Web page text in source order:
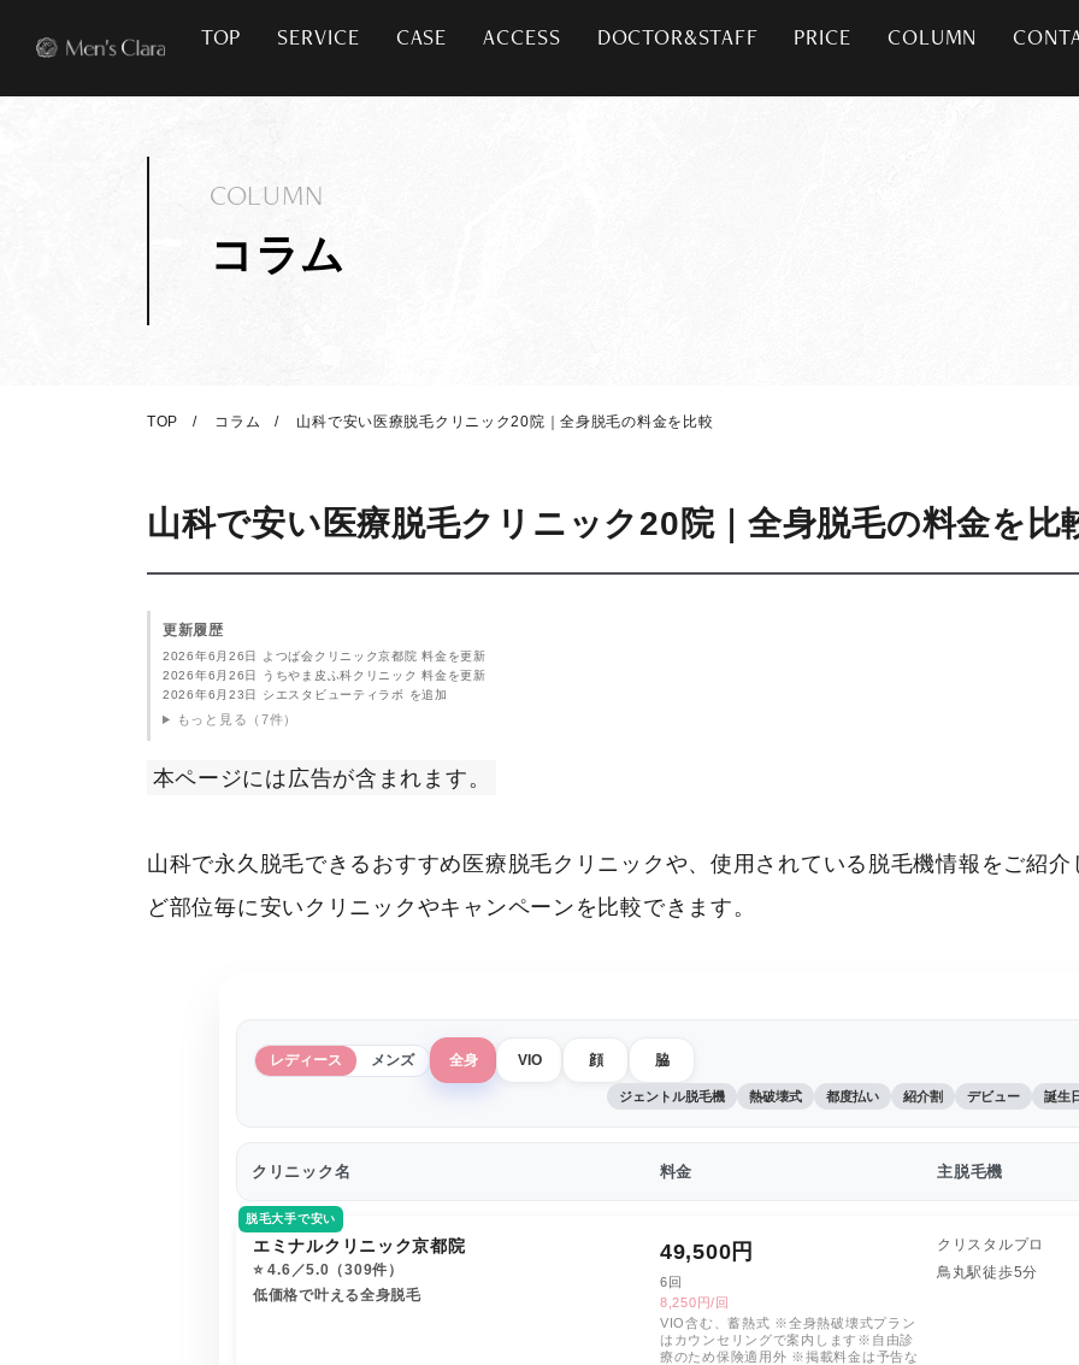
TOP SERVICE CASE ACCESS DOCTOR&STAFF PRICE COLUMN
コラム
COLUMN
TOP コラム 山科で安い医療脱毛クリニック20院｜全身脱毛の料金を比較
山科で安い医療脱毛クリニック20院｜全身脱毛の料金を比
更新履歴
2026年6月26日 よつば会クリニック京都院 料金を更新
2026年6月26日 うちやま皮ふ科クリニック 料金を更新
2026年6月23日 シエスタビューティラボ を追加
もっと見る（7件）
本ページには広告が含まれます。
山科で永久脱毛できるおすすめ医療脱毛クリニックや、使用されている脱毛機情報をご紹
ど部位毎に安いクリニックやキャンペーンを比較できます。
レディース メンズ 全身 VIO 顔 脇
ジェントル脱毛機 熱破壊式 都度払い 紹介割 デビュー 誕生
クリニック名 料金 主脱毛機
脱毛大手で安い
エミナルクリニック京都院
⭐️ 4.6／5.0（309件）
低価格で叶える全身脱毛
49,500 円
6回
8,250円/回
VIO含む、蓄熱式 ※全身熱破壊式プラン
はカウンセリングで案内します※自由診
療のため保険適用外 ※掲載料金は予告な
クリスタルプロ
鳥丸駅徒歩5分